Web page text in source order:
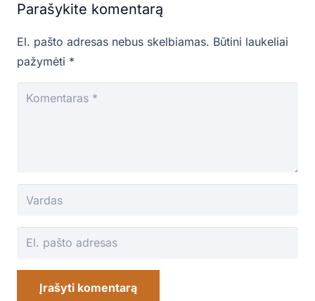
Parašykite komentarą
El. pašto adresas nebus skelbiamas. Būtini laukeliai
pažymėti *
Įrašyti komentarą